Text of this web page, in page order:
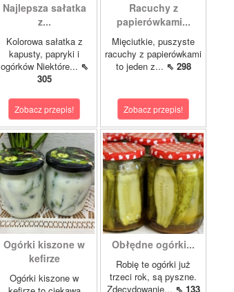
Najlepsza sałatka
z...
Kolorowa sałatka z
kapusty, papryki i
ogórków Niektóre... ⇖
305
Zobacz przepis!
Racuchy z
papierówkami...
Mięciutkie, puszyste
racuchy z papierówkami
to jeden z... ⇖ 298
Zobacz przepis!
Ogórki kiszone w
kefirze
Ogórki kiszone w
Obłędne ogórki...
Robię te ogórki już
trzeci rok, są pyszne.
Zdecydowanie... ⇖ 133